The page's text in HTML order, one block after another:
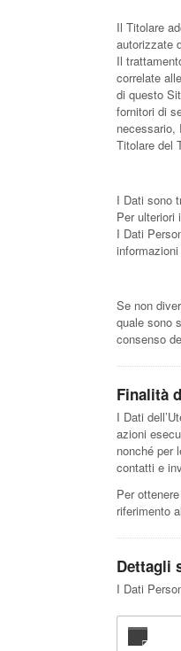
Il Titolare
autorizzate
Il
correlate
di questo
fornitori di
necessario,
Titolare del
I Dati sono
Per ulteriori
I Dati
Se non
quale sono
consenso
Finalità
I Dati
azioni
nonché per
contatti e
Per
riferimento
Dettagli
I Dati